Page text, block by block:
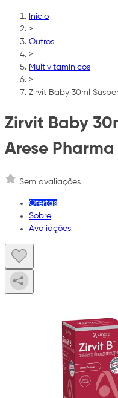
Início
>
Outros
>
Multivitamínicos
>
Zirvit Baby 30ml
Zirvit Baby
Arese Pharma
Sem avaliações
Ofertas
Sobre
Avaliações